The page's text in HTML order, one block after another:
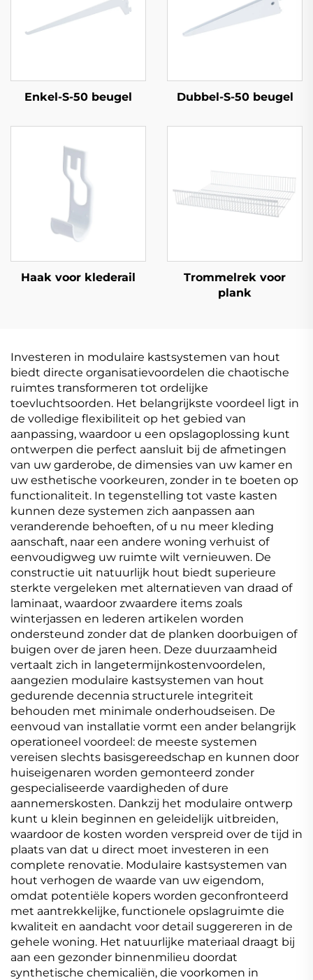
Enkel-S-50 beugel Dubbel-S-50 beugel
Haak voor klederail
Trommelrek voor
plank
Investeren in modulaire kastsystemen van hout
biedt directe organisatievoordelen die chaotische
ruimtes transformeren tot ordelijke
toevluchtsoorden. Het belangrijkste voordeel ligt in
de volledige flexibiliteit op het gebied van
aanpassing, waardoor u een opslagoplossing kunt
ontwerpen die perfect aansluit bij de afmetingen
van uw garderobe, de dimensies van uw kamer en
uw esthetische voorkeuren, zonder in te boeten op
functionaliteit. In tegenstelling tot vaste kasten
kunnen deze systemen zich aanpassen aan
veranderende behoeften, of u nu meer kleding
aanschaft, naar een andere woning verhuist of
eenvoudigweg uw ruimte wilt vernieuwen. De
constructie uit natuurlijk hout biedt superieure
sterkte vergeleken met alternatieven van draad of
laminaat, waardoor zwaardere items zoals
winterjassen en lederen artikelen worden
ondersteund zonder dat de planken doorbuigen of
buigen over de jaren heen. Deze duurzaamheid
vertaalt zich in langetermijnkostenvoordelen,
aangezien modulaire kastsystemen van hout
gedurende decennia structurele integriteit
behouden met minimale onderhoudseisen. De
eenvoud van installatie vormt een ander belangrijk
operationeel voordeel: de meeste systemen
vereisen slechts basisgereedschap en kunnen door
huiseigenaren worden gemonteerd zonder
gespecialiseerde vaardigheden of dure
aannemerskosten. Dankzij het modulaire ontwerp
kunt u klein beginnen en geleidelijk uitbreiden,
waardoor de kosten worden verspreid over de tijd in
plaats van dat u direct moet investeren in een
complete renovatie. Modulaire kastsystemen van
hout verhogen de waarde van uw eigendom,
omdat potentiële kopers worden geconfronteerd
met aantrekkelijke, functionele opslagruimte die
kwaliteit en aandacht voor detail suggereren in de
gehele woning. Het natuurlijke materiaal draagt bij
aan een gezonder binnenmilieu doordat
synthetische chemicaliën, die voorkomen in